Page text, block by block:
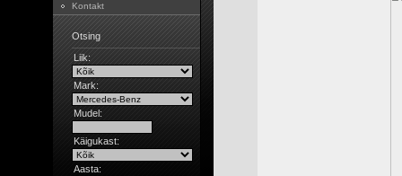
Kontakt
Otsing
Liik:
Mark:
Mudel:
Käigukast:
Aasta: